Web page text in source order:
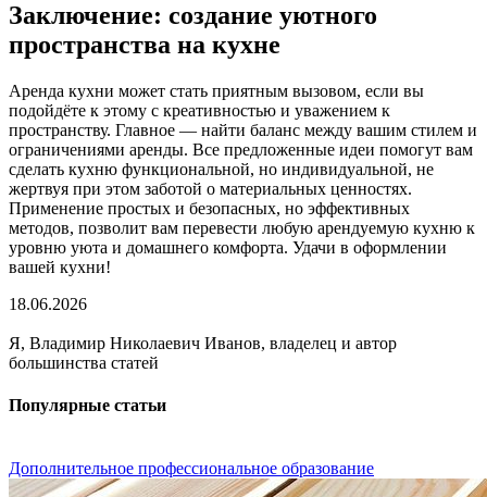
Заключение: создание уютного
пространства на кухне
Аренда кухни может стать приятным вызовом, если вы
подойдёте к этому с креативностью и уважением к
пространству. Главное — найти баланс между вашим стилем и
ограничениями аренды. Все предложенные идеи помогут вам
сделать кухню функциональной, но индивидуальной, не
жертвуя при этом заботой о материальных ценностях.
Применение простых и безопасных, но эффективных
методов, позволит вам перевести любую арендуемую кухню к
уровню уюта и домашнего комфорта. Удачи в оформлении
вашей кухни!
18.06.2026
Я, Владимир Николаевич Иванов, владелец и автор
большинства статей
Популярные статьи
Дополнительное профессиональное образование